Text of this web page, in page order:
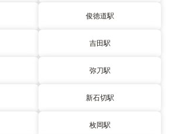
俊徳道駅
吉田駅
弥刀駅
新石切駅
枚岡駅